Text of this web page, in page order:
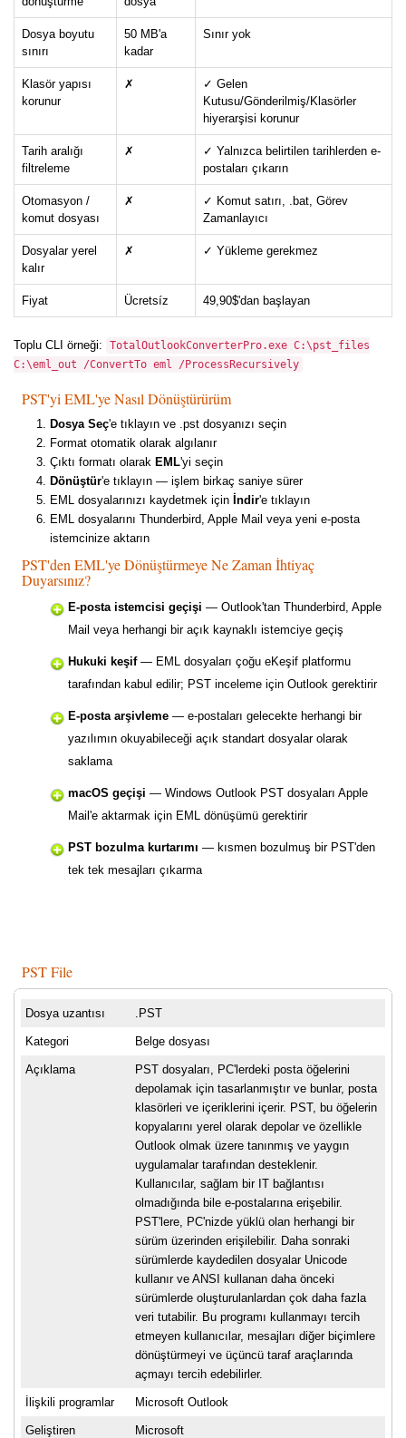
Dosya boyutu
sınırı
50 MB'a
kadar
Sınır yok
Klasör yapısı
korunur
✗
✓ Gelen
Kutusu/Gönderilmiş/Klasörler
hiyerarşisi korunur
Tarih aralığı
filtreleme
✗
✓ Yalnızca belirtilen tarihlerden e-
postaları çıkarın
Otomasyon /
komut dosyası
✗
✓ Komut satırı, .bat, Görev
Zamanlayıcı
Dosyalar yerel
kalır
✗ ✓ Yükleme gerekmez
Fiyat Ücretsíz 49,90$'dan başlayan
Toplu CLI örneği:
TotalOutlookConverterPro.exe C:\pst_files
C:\eml_out /ConvertTo eml /ProcessRecursively
PST'yi EML'ye Nasıl Dönüştürürüm
Dosya Seç'e tıklayın ve .pst dosyanızı seçin
Format otomatik olarak algılanır
Çıktı formatı olarak EML'yi seçin
Dönüştür'e tıklayın — işlem birkaç saniye sürer
EML dosyalarınızı kaydetmek için İndir'e tıklayın
EML dosyalarını Thunderbird, Apple Mail veya yeni e-posta
istemcinize aktarın
PST'den EML'ye Dönüştürmeye Ne Zaman İhtiyaç
Duyarsınız?
E-posta istemcisi geçişi — Outlook'tan Thunderbird, Apple
Mail veya herhangi bir açık kaynaklı istemciye geçiş
Hukuki keşif— EML dosyaları çoğu eKeşif platformu
tarafından kabul edilir; PST inceleme için Outlook gerektirir
E-posta arşivleme — e-postaları gelecekte herhangi bir
yazılımın okuyabileceği açık standart dosyalar olarak
saklama
macOS geçişi — Windows Outlook PST dosyaları Apple
Mail'e aktarmak için EML dönüşümü gerektirir
PST bozulma kurtarımı — kısmen bozulmuş bir PST'den
tek tek mesajları çıkarma
PST File
Dosya uzantısı .PST
Kategori Belge dosyası
Açıklama
PST dosyaları, PC'lerdeki posta öğelerini
depolamak için tasarlanmıştır ve bunlar, posta
klasörleri ve içeriklerini içerir. PST, bu öğelerin
kopyalarını yerel olarak depolar ve özellikle
Outlook olmak üzere tanınmış ve yaygın
uygulamalar tarafından desteklenir.
Kullanıcılar, sağlam bir IT bağlantısı
olmadığında bile e-postalarına erişebilir.
PST'lere, PC'nizde yüklü olan herhangi bir
sürüm üzerinden erişilebilir. Daha sonraki
sürümlerde kaydedilen dosyalar Unicode
kullanır ve ANSI kullanan daha önceki
sürümlerde oluşturulanlardan çok daha fazla
veri tutabilir. Bu programı kullanmayı tercih
etmeyen kullanıcılar, mesajları diğer biçimlere
dönüştürmeyi ve üçüncü taraf araçlarında
açmayı tercih edebilirler.
İlişkili programlar Microsoft Outlook
Geliştiren Microsoft